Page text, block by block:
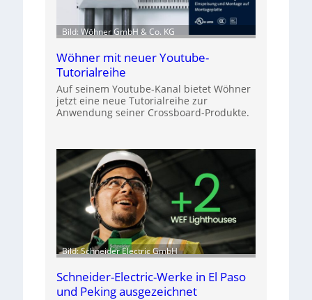
Bild: Wöhner GmbH & Co. KG
Wöhner mit neuer Youtube-
Tutorialreihe
Auf seinem Youtube-Kanal bietet Wöhner
jetzt eine neue Tutorialreihe zur
Anwendung seiner Crossboard-Produkte.
Bild: Schneider Electric GmbH
Schneider-Electric-Werke in El Paso
und Peking ausgezeichnet